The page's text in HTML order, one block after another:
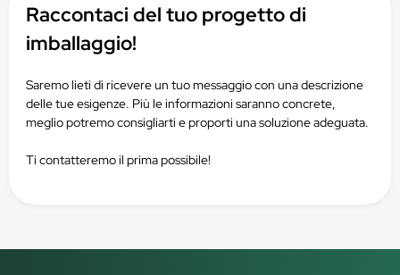
Raccontaci del tuo progetto di
imballaggio!
Saremo lieti di ricevere un tuo messaggio con una descrizione
delle tue esigenze. Più le informazioni saranno concrete,
meglio potremo consigliarti e proporti una soluzione adeguata.
Ti contatteremo il prima possibile!